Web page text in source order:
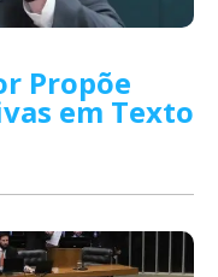
Propõe
em Texto